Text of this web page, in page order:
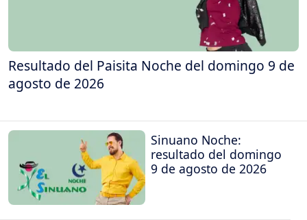
Resultado del Paisita Noche del domingo 9 de
agosto de 2026
Sinuano Noche:
resultado del domingo
9 de agosto de 2026